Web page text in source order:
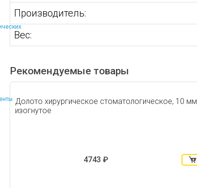
Производитель:
Вес:
Рекомендуемые товары
Долото хирургическое стоматологическое, 10 мм
изогнутое
4743 ₽